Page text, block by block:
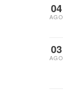
04
AGO
03
AGO